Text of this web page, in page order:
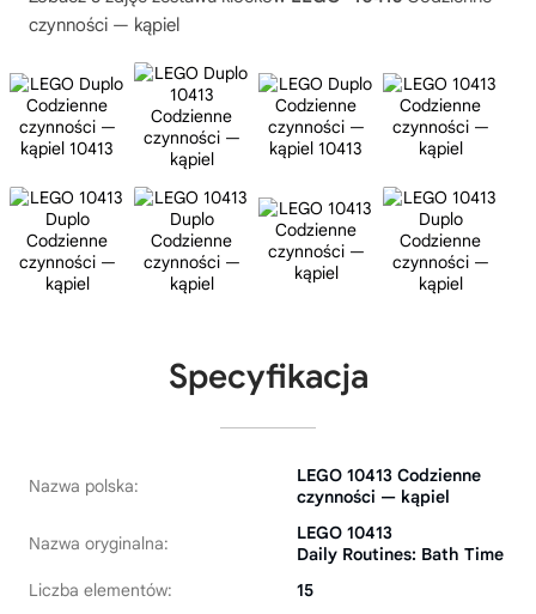
czynności — kąpiel
Specyfikacja
Nazwa polska:
LEGO 10413 Codzienne
czynności — kąpiel
Nazwa oryginalna:
LEGO 10413
Daily Routines: Bath Time
Liczba elementów:
15